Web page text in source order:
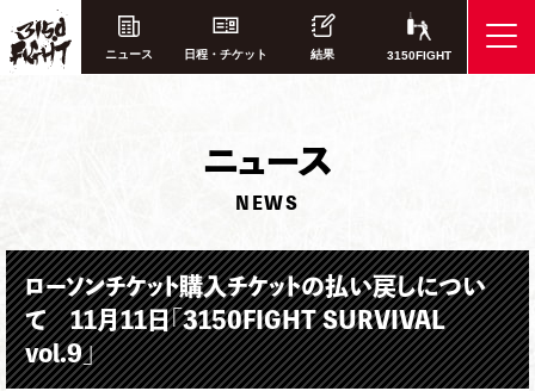
ニュース 日程・チケット 結果 3150FIGHT
ニュース
NEWS
ローソンチケット購入チケットの払い戻しについ
て 11月11日「3150FIGHT SURVIVAL
vol.9」